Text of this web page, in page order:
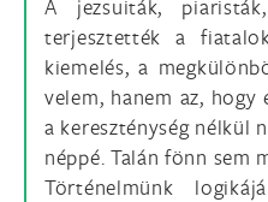
A jezsuiták,
terjesztették a
kiemelés, a
velem, hanem az, hogy
a kereszténység nélkül
néppé. Talán fönn sem
Történelmünk